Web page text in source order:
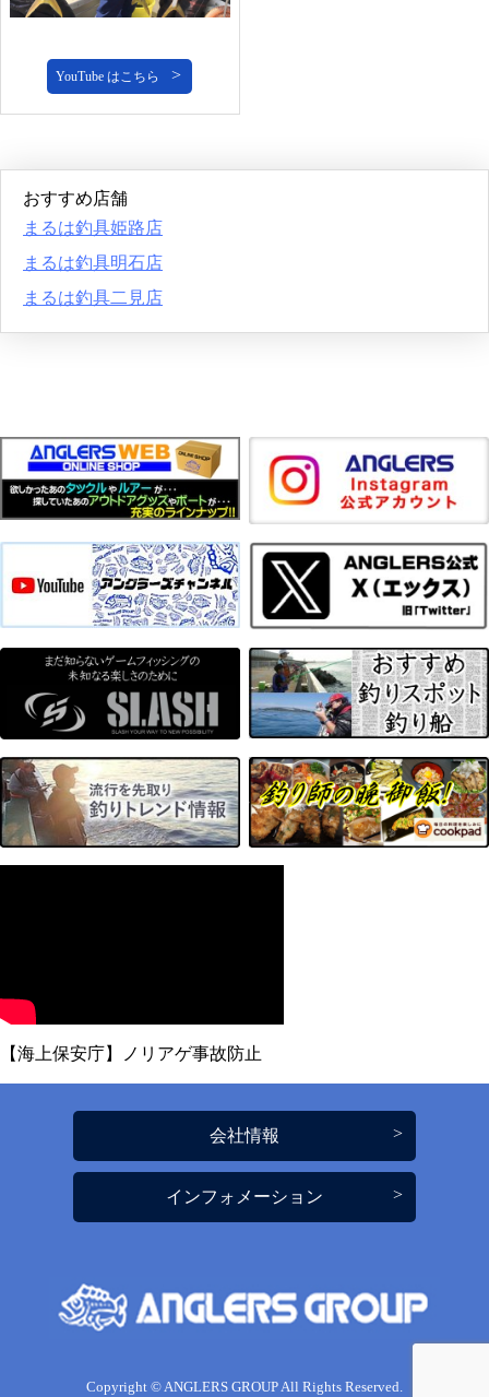
YouTube はこちら
おすすめ店舗
まるは釣具姫路店
まるは釣具明石店
まるは釣具二見店
【海上保安庁】ノリアゲ事故防止
会社情報
インフォメーション
Copyright © ANGLERS GROUP All Rights Reserved.